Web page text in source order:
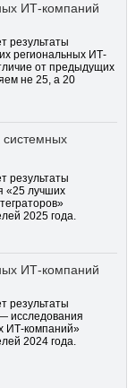
ИТ-компаний
результаты
региональных ИТ-
от предыдущих
не 25, а 20
системных
результаты
«25 лучших
2025 года.
ИТ-компаний
результаты
исследования
ИТ-компаний»
2024 года.